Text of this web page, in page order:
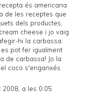
és americana
de les receptes que
dels productes,
cheese i jo vaig
hi la carbassa.
pot fer igualment
de carbassa! Jo la
coco s'enganxés
a les 0:05